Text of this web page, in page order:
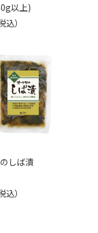
以上)
）
しば漬
）